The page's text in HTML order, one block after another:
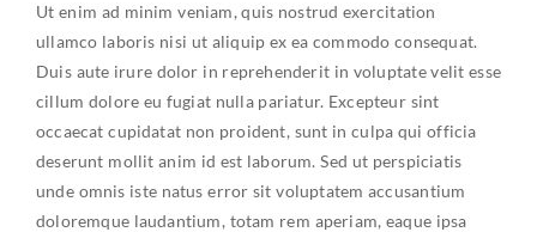
Ut enim ad minim veniam, quis nostrud exercitation
ullamco laboris nisi ut aliquip ex ea commodo consequat.
Duis aute irure dolor in reprehenderit in voluptate velit esse
cillum dolore eu fugiat nulla pariatur. Excepteur sint
occaecat cupidatat non proident, sunt in culpa qui officia
deserunt mollit anim id est laborum. Sed ut perspiciatis
unde omnis iste natus error sit voluptatem accusantium
doloremque laudantium, totam rem aperiam, eaque ipsa